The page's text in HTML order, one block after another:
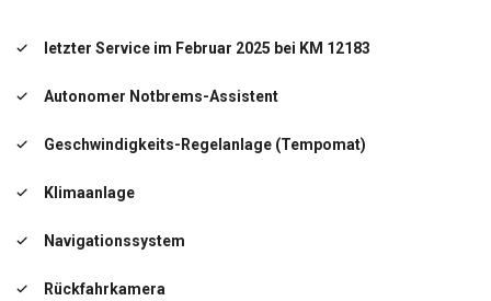
letzter Service im Februar 2025 bei KM 12183
Autonomer Notbrems-Assistent
Geschwindigkeits-Regelanlage (Tempomat)
Klimaanlage
Navigationssystem
Rückfahrkamera